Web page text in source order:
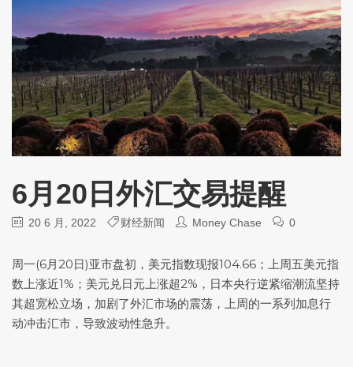
6月20日外汇交易提醒
20 6 月, 2022 财经新闻 Money Chase 0
周一(6月20日)亚市盘初， 美元指数现报104.66；上周五美元指
数 上涨近1%； 美元兑日元 上涨超2%，日本央行逆紧缩潮流坚持
其超宽松立场，加剧了外汇市场的震荡，上周的一系列加息行
动冲击汇市，导致波动性急升。